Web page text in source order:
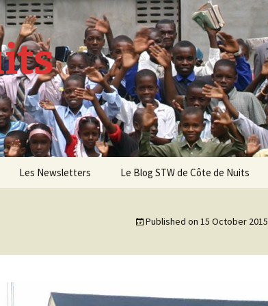
Les Newsletters
Newsletter 7 – Sept 2014
Le Blog STW de Côte de Nuits
Published on 15 October 2015